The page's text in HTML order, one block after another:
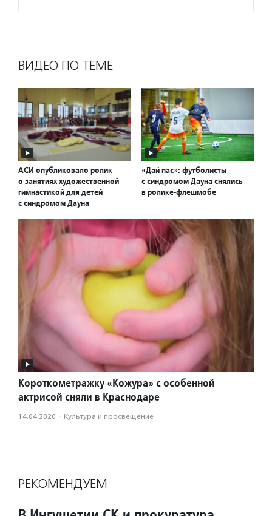
ВИДЕО ПО ТЕМЕ
АСИ опубликовало ролик
о занятиях художественной
гимнастикой для детей
с синдромом Дауна
«Дай пас»: футболисты
с синдромом Дауна снялись
в ролике-флешмобе
Короткометражку «Кожура» с особенной
актрисой сняли в Краснодаре
14.04.2020 · Культура и просвещение
РЕКОМЕНДУЕМ